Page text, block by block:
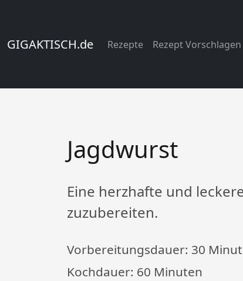
GIGAKTISCH.de Rezepte Rezept Vorschlagen
Jagdwurst
Eine herzhafte und
zuzubereiten.
Vorbereitungsdauer: 30
Kochdauer: 60 Minuten